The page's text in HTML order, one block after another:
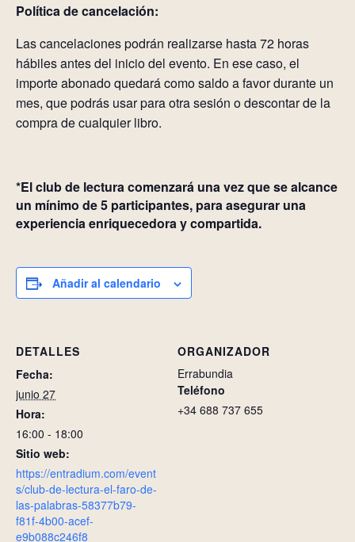
Política de cancelación:
Las cancelaciones podrán realizarse hasta 72 horas
hábiles antes del inicio del evento. En ese caso, el
importe abonado quedará como saldo a favor durante un
mes, que podrás usar para otra sesión o descontar de la
compra de cualquier libro.
*El club de lectura comenzará una vez que se alcance
un mínimo de 5 participantes, para asegurar una
experiencia enriquecedora y compartida.
Añadir al calendario
DETALLES
Fecha:
junio 27
Hora:
16:00 - 18:00
Sitio web:
https://entradium.com/event
s/club-de-lectura-el-faro-de-
las-palabras-58377b79-
f81f-4b00-acef-
e9b088c246f8
ORGANIZADOR
Errabundia
Teléfono
+34 688 737 655